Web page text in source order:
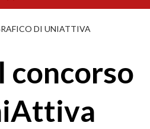
DI UNIATTIVA
concorso